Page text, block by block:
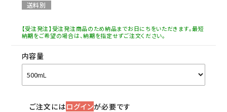
送料別
【受注発注】受注発注商品のため納品までお日にちをいただきます。最短
納期をご希望の場合は、納期を指定せずご注文ください。
内容量
ご注文にはログインが必要です